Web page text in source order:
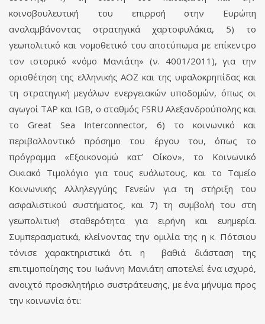
κοινοβουλευτική του επιρροή στην Ευρώπη
αναλαμβάνοντας στρατηγικά χαρτοφυλάκια, 5) το
γεωπολιτικό και νομοθετικό του αποτύπωμα με επίκεντρο
τον ιστορικό «νόμο Μανιάτη» (ν. 4001/2011), για την
οριοθέτηση της ελληνικής ΑΟΖ και της υφαλοκρηπίδας και
τη στρατηγική μεγάλων ενεργειακών υποδομών, όπως οι
αγωγοί TAP και IGB, ο σταθμός FSRU Αλεξανδρούπολης και
το Great Sea Interconnector, 6) το κοινωνικό και
περιβαλλοντικό πρόσημο του έργου του, όπως το
πρόγραμμα «Εξοικονομώ κατ’ Οίκον», το Κοινωνικό
Οικιακό Τιμολόγιο για τους ευάλωτους, και το Ταμείο
Κοινωνικής Αλληλεγγύης Γενεών για τη στήριξη του
ασφαλιστικού συστήματος, και 7) τη συμβολή του στη
γεωπολιτική σταθερότητα για ειρήνη και ευημερία.
Συμπερασματικά, κλείνοντας την ομιλία της η κ. Πότσιου
τόνισε χαρακτηριστικά ότι η βαθιά διάσταση της
επιτιμοποίησης του Ιωάννη Μανιάτη αποτελεί ένα ισχυρό,
ανοιχτό προσκλητήριο συστράτευσης, με ένα μήνυμα προς
την κοινωνία ότι: